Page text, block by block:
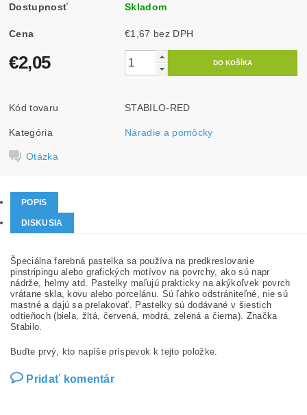
Dostupnosť Skladom
Cena €1,67 bez DPH
€2,05
Kód tovaru STABILO-RED
Kategória Náradie a pomôcky
Otázka
POPIS
DISKUSIA
Špeciálna farebná pastelka sa používa na predkreslovanie
pinstripingu alebo grafických motívov na povrchy, ako sú napr
nádrže, helmy atd. Pastelky maľujú prakticky na akýkoľvek povrch
vrátane skla, kovu alebo porcelánu. Sú ľahko odstrániteľné, nie sú
mastné a dajú sa prelakovať. Pastelky sú dodávané v šiestich
odtieňoch (biela, žltá, červená, modrá, zelená a čierna). Značka
Stabilo.
Buďte prvý, kto napíše príspevok k tejto položke.
Pridať komentár